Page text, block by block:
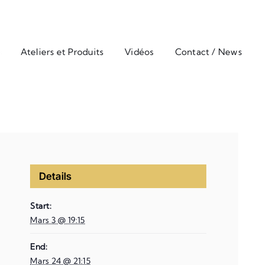
Ateliers et Produits Vidéos Contact / News
Details
Start:
Mars 3 @ 19:15
End:
Mars 24 @ 21:15